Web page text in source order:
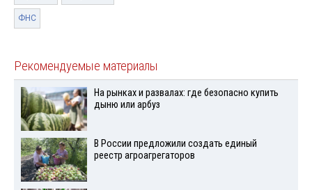
ФНС
Рекомендуемые материалы
На рынках и развалах: где безопасно купить
дыню или арбуз
В России предложили создать единый
реестр агроагрегаторов